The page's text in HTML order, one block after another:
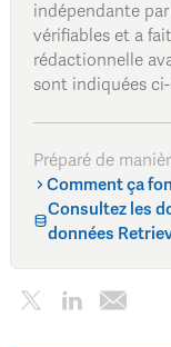
indépendante
vérifiables et a
rédactionnelle
sont indiquées
Préparé de
Comment ça
Consultez les
données